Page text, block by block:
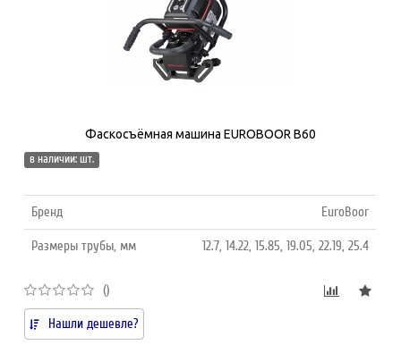
Фаскосъёмная машина EUROBOOR B60
в наличии: шт.
Бренд EuroBoor
Размеры трубы, мм 12.7, 14.22, 15.85, 19.05, 22.19, 25.4
()
Нашли дешевле?